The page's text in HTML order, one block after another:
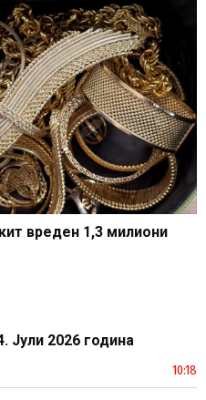
вреден 1,3 милиони
Јули 2026 година
10:18